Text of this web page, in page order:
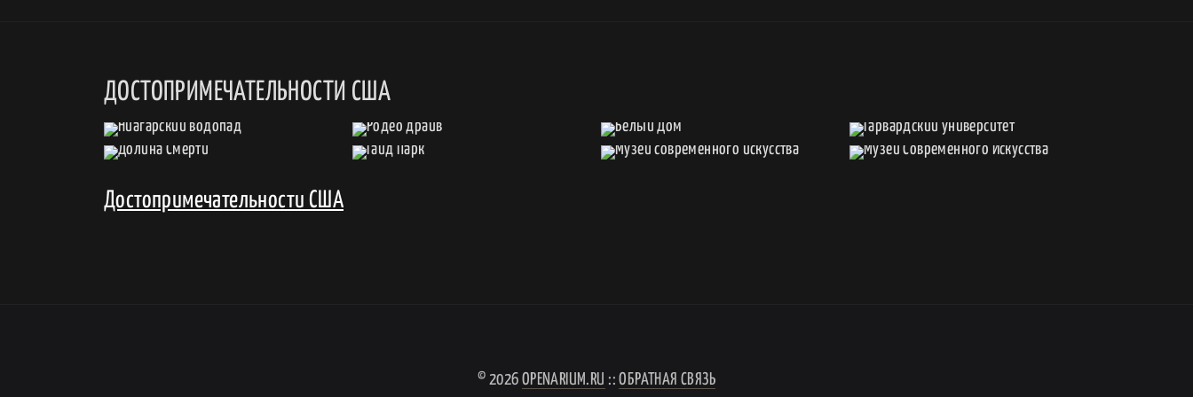
ДОСТОПРИМЕЧАТЕЛЬНОСТИ США
Достопримечательности США
© 2026 OPENARIUM.RU ::ОБРАТНАЯ СВЯЗЬ